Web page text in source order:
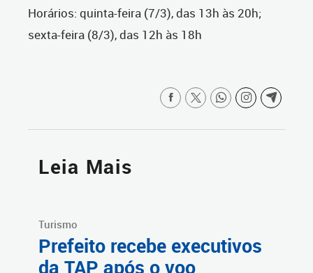
Horários: quinta-feira (7/3), das 13h às 20h;
sexta-feira (8/3), das 12h às 18h
Leia Mais
Turismo
Prefeito recebe executivos
da TAP após o voo